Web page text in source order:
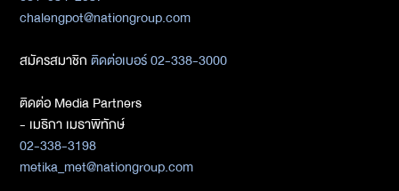
chalengpot@nationgroup.com
สมัครสมาชิกติดต่อเบอร์ 02-338-3000
ติดต่อ Media Partners
- เมธิกา เมธาพิทักษ์
02-338-3198
metika_met@nationgroup.com